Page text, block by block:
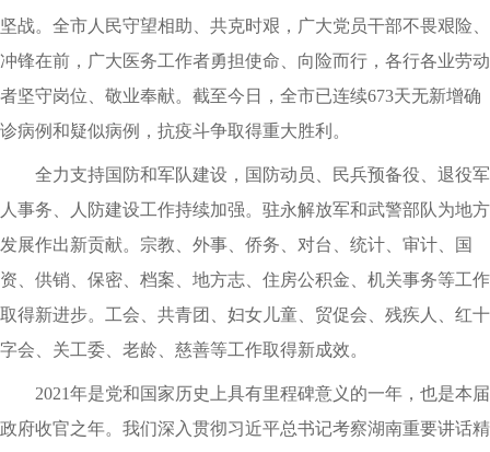
坚战。全市人民守望相助、共克时艰，广大党员干部不畏艰险、
冲锋在前，广大医务工作者勇担使命、向险而行，各行各业劳动
者坚守岗位、敬业奉献。截至今日，全市已连续673天无新增确
诊病例和疑似病例，抗疫斗争取得重大胜利。
全力支持国防和军队建设，国防动员、民兵预备役、退役军
人事务、人防建设工作持续加强。驻永解放军和武警部队为地方
发展作出新贡献。宗教、外事、侨务、对台、统计、审计、国
资、供销、保密、档案、地方志、住房公积金、机关事务等工作
取得新进步。工会、共青团、妇女儿童、贸促会、残疾人、红十
字会、关工委、老龄、慈善等工作取得新成效。
2021年是党和国家历史上具有里程碑意义的一年，也是本届
政府收官之年。我们深入贯彻习近平总书记考察湖南重要讲话精